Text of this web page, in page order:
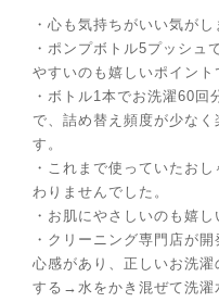
・心も気持ちがいい気がし
・ポンプボトル5プッシュ
やすいのも嬉しいポイント
・ボトル1本でお洗濯60
で、詰め替え頻度が少な
す。
・これまで使っていたお
わりませんでした。
・お肌にやさしいのも嬉し
・クリーニング専門店が
心感があり、正しいお洗
する→水をかき混ぜて洗